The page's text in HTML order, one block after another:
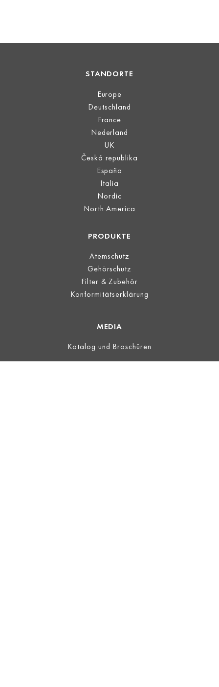
STANDORTE
Europe
Deutschland
France
Nederland
UK
Česká republika
España
Italia
Nordic
North America
PRODUKTE
Atemschutz
Gehörschutz
Filter & Zubehör
Konformitätserklärung
MEDIA
Katalog und Broschüren